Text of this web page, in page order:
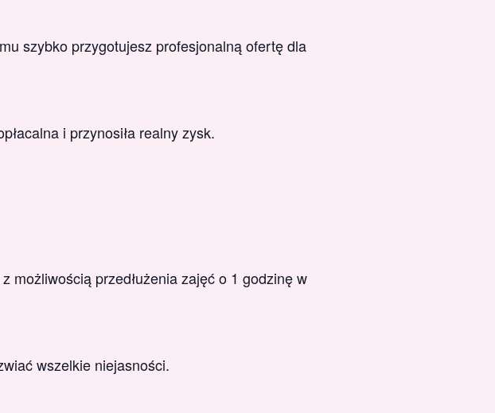
szybko przygotujesz profesjonalną ofertę dla
i przynosiła realny zysk.
możliwością przedłużenia zajęć o 1 godzinę w
wszelkie niejasności.